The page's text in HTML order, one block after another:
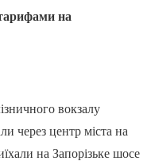
на
вокзалу
через центр міста на
на Запорізьке шосе